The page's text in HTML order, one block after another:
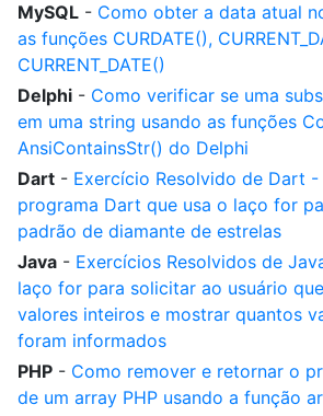
MySQL - Como obter a data atual
as funções CURDATE(),
CURRENT_DATE()
Delphi - Como verificar se uma
em uma string usando as funções
AnsiContainsStr() do Delphi
Dart - Exercício Resolvido de Dart -
programa Dart que usa o laço for
padrão de diamante de estrelas
Java - Exercícios Resolvidos de
laço for para solicitar ao usuário
valores inteiros e mostrar quantos
foram informados
PHP - Como remover e retornar o
de um array PHP usando a função